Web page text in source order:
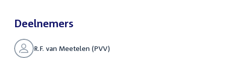
Deelnemers
R.F. van Meetelen (PVV)